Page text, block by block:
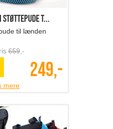
støttepude t...
til lænden
659,-
249,-
mere